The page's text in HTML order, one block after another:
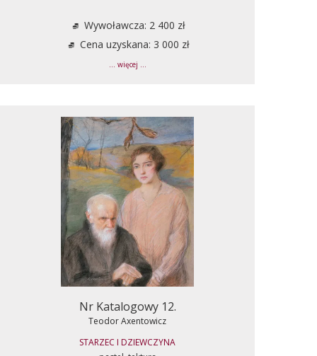
Wywoławcza: 2 400 zł
Cena uzyskana: 3 000 zł
... więcej ...
Nr Katalogowy 12.
Teodor Axentowicz
STARZEC I DZIEWCZYNA